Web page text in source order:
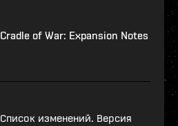
Cradle of War: Expansion Notes
Список изменений. Версия